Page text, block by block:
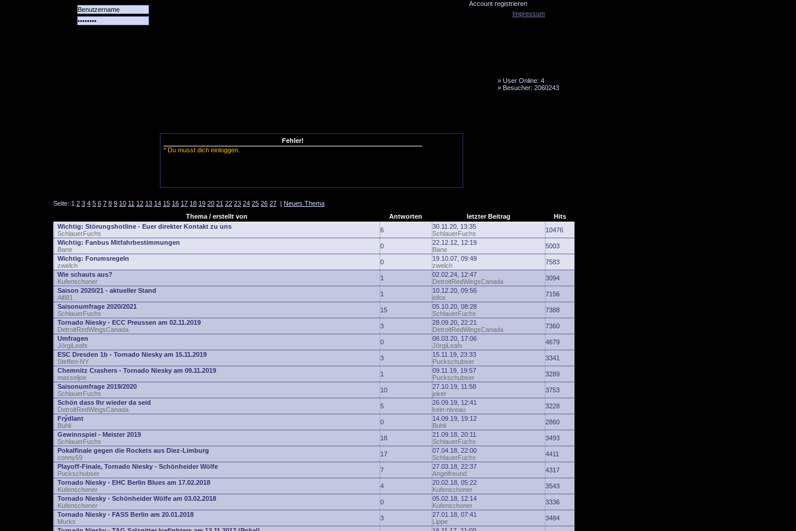
Account registrieren
» User Online: 4
» Besucher: 2060243
Fehler!
* Du musst dich einloggen.
Seite: 1 2 3 4 5 6 7 8 9 10 11 12 13 14 15 16 17 18 19 20 21 22 23 24 25 26 27 | Neues Thema
Thema / erstellt von
Antworten letzter Beitrag
Hits
Wichtig: Störungshotline - Euer direkter Kontakt zu uns
SchlauerFuchs
6
30.11.20, 13:35
SchlauerFuchs
10476
Wichtig: Fanbus Mitfahrbestimmungen
Bane
0
22.12.12, 12:19
Bane
5003
Wichtig: Forumsregeln
zwelch
0
19.10.07, 09:49
zwelch
7583
Wie schauts aus?
Kufenschoner
1
02.02.24, 12:47
DetroitRedWingsCanada
3094
Saison 2020/21 - aktueller Stand
Alfi81
1
10.12.20, 09:56
iofox
7156
Saisonumfrage 2020/2021
SchlauerFuchs
15
05.10.20, 08:28
SchlauerFuchs
7388
Tornado Niesky - ECC Preussen am 02.11.2019
DetroitRedWingsCanada
3
28.09.20, 22:21
DetroitRedWingsCanada
7360
Umfragen
JörgiLeafs
0
06.03.20, 17:06
JörgiLeafs
4679
ESC Dresden 1b - Tornado Niesky am 15.11.2019
Steffen-NY
3
15.11.19, 23:33
Puckschubser
3341
Chemnitz Crashers - Tornado Niesky am 09.11.2019
masseljoe
1
09.11.19, 19:57
Puckschubser
3289
Saisonumfrage 2019/2020
SchlauerFuchs
10
27.10.19, 11:58
joker
3753
Schön dass Ihr wieder da seid
DetroitRedWingsCanada
5
26.09.19, 12:41
kein-niveau
3228
Frýdlant
Buhli
0
14.09.19, 19:12
Buhli
2860
Gewinnspiel - Meister 2019
SchlauerFuchs
18
21.09.18, 20:11
SchlauerFuchs
3493
Pokalfinale gegen die Rockets aus Diez-Limburg
conny59
17
07.04.18, 22:00
SchlauerFuchs
4411
Playoff-Finale, Tornado Niesky - Schönheider Wölfe
Puckschubser
7
27.03.18, 22:37
Angelfreund
4317
Tornado Niesky - EHC Berlin Blues am 17.02.2018
Kufenschoner
4
20.02.18, 05:22
Kufenschoner
3543
Tornado Niesky - Schönheider Wölfe am 03.02.2018
Kufenschoner
0
05.02.18, 12:14
Kufenschoner
3336
Tornado Niesky - FASS Berlin am 20.01.2018
Murks
3
27.01.18, 07:41
Lippe
3484
Impressum